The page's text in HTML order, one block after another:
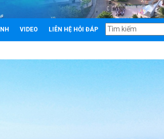
VIDEO LIÊN HỆ HỎI ĐÁP